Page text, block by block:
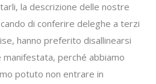
la descrizione delle nostre
di conferire deleghe a terzi
hanno preferito disallinearsi
manifestata, perché abbiamo
potuto non entrare in